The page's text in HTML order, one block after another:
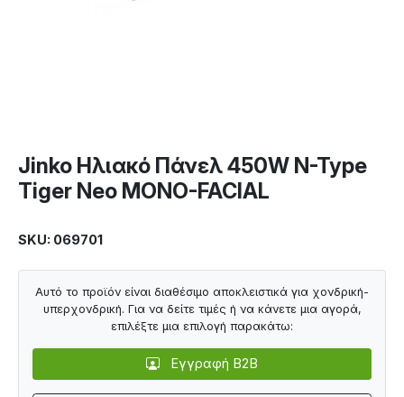
Jinko Ηλιακό Πάνελ 450W N-Type
Tiger Neo MONO-FACIAL
SKU: 069701
Αυτό το προϊόν είναι διαθέσιμο αποκλειστικά για χονδρική-
υπερχονδρική. Για να δείτε τιμές ή να κάνετε μια αγορά,
επιλέξτε μια επιλογή παρακάτω:
Εγγραφή B2B